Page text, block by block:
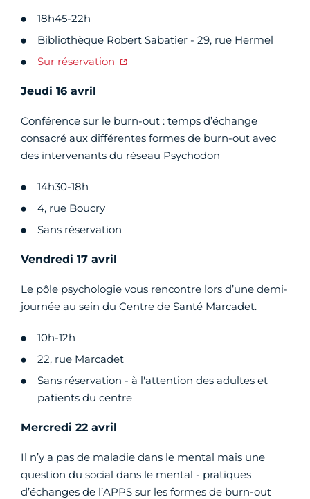
18h45-22h
Bibliothèque Robert Sabatier - 29, rue Hermel
Sur réservation
Jeudi 16 avril
Conférence sur le burn-out : temps d’échange
consacré aux différentes formes de burn-out avec
des intervenants du réseau Psychodon
14h30-18h
4, rue Boucry
Sans réservation
Vendredi 17 avril
Le pôle psychologie vous rencontre lors d’une demi-
journée au sein du Centre de Santé Marcadet.
10h-12h
22, rue Marcadet
Sans réservation - à l'attention des adultes et
patients du centre
Mercredi 22 avril
Il n’y a pas de maladie dans le mental mais une
question du social dans le mental - pratiques
d’échanges de l’APPS sur les formes de burn-out